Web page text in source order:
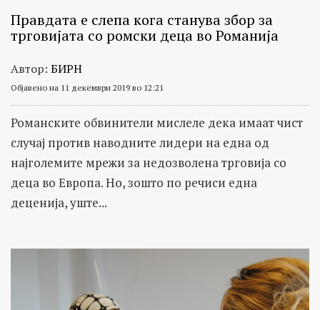
Правдата е слепа кога станува збор за
трговијата со ромски деца во Романија
Автор: БИРН
Објавено на 11 декември 2019 во 12:21
Романските обвинители мислеле дека имаат чист
случај против наводните лидери на една од
најголемите мрежи за недозволена трговија со
деца во Европа. Но, зошто по речиси една
деценија, уште...